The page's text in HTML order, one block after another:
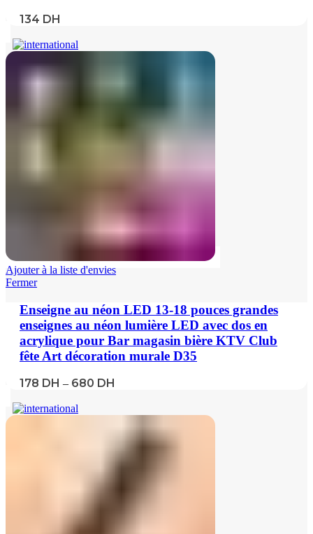
134 DH
Ajouter à la liste d'envies
Fermer
Enseigne au néon LED 13-18 pouces grandes
enseignes au néon lumière LED avec dos en
acrylique pour Bar magasin bière KTV Club
fête Art décoration murale D35
178 DH – 680 DH